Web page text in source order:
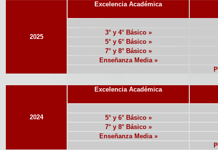
2025
Excelencia Académica
3° y 4° Básico »
5° y 6° Básico »
7° y 8° Básico »
Enseñanza Media »
2024
Excelencia Académica
5° y 6° Básico »
7° y 8° Básico »
Enseñanza Media »